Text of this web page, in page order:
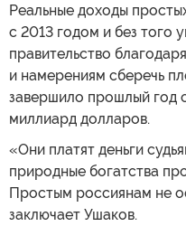
Реальные доходы
с 2013 годом и без того
правительство
и намерениям сберечь
завершило прошлый год
миллиард долларов.
«Они платят деньги
природные богатства
Простым россиянам не
заключает Ушаков.